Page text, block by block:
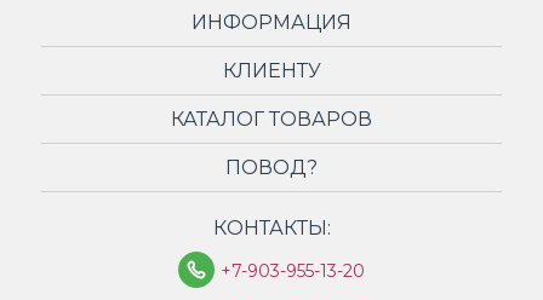
ИНФОРМАЦИЯ
КЛИЕНТУ
КАТАЛОГ ТОВАРОВ
ПОВОД?
КОНТАКТЫ:
+7-903-955-13-20